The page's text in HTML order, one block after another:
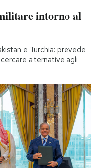
intorno al
e Turchia: prevede
alternative agli